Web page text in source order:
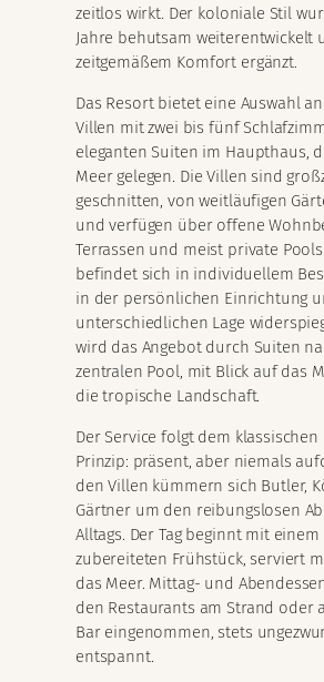
zeitlos wirkt. Der koloniale Stil
Jahre behutsam weiterentwickelt
zeitgemäßem Komfort ergänzt.
Das Resort bietet eine Auswahl
Villen mit zwei bis fünf
eleganten Suiten im Haupthaus,
Meer gelegen. Die Villen sind
geschnitten, von weitläufigen
und verfügen über offene
Terrassen und meist private
befindet sich in individuellem
in der persönlichen Einrichtung
unterschiedlichen Lage
wird das Angebot durch Suiten
zentralen Pool, mit Blick auf das
die tropische Landschaft.
Der Service folgt dem
Prinzip: präsent, aber niemals
den Villen kümmern sich Butler,
Gärtner um den reibungslosen
Alltags. Der Tag beginnt mit
zubereiteten Frühstück, serviert
das Meer. Mittag- und
den Restaurants am Strand oder
Bar eingenommen, stets
entspannt.